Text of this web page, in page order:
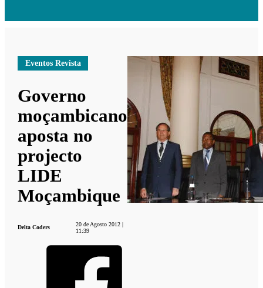
Eventos Revista
Governo
moçambicano
aposta no
projecto
LIDE
Moçambique
Delta Coders
20 de Agosto 2012 |
11:39